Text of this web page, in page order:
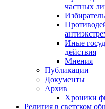
частных
Иные
действия
Мнения
Публикации
Документы
Архив
Хроники
Религия в светском